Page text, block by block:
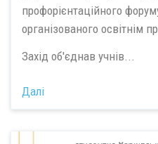
профорієнтаційного
організованого освітнім
Захід об'єднав учнів...
Далі